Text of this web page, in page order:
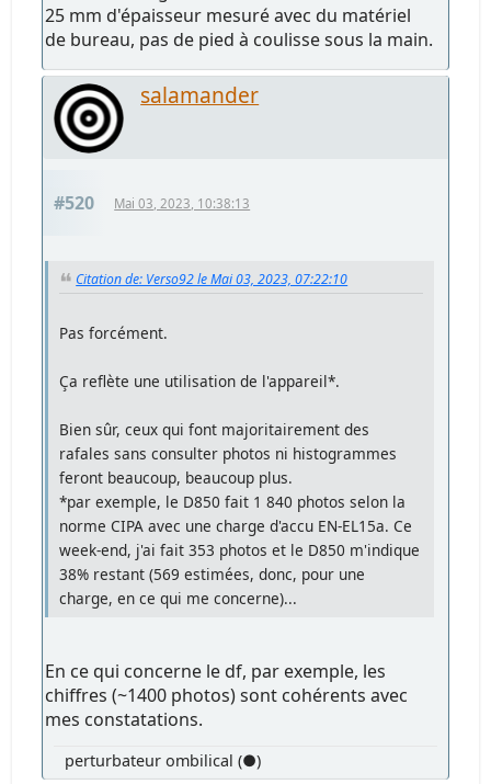
25 mm d'épaisseur mesuré avec du matériel
de bureau, pas de pied à coulisse sous la main.
salamander
#520 Mai 03, 2023, 10:38:13
Citation de: Verso92 le Mai 03, 2023, 07:22:10
Pas forcément.
Ça reflète une utilisation de l'appareil*.
Bien sûr, ceux qui font majoritairement des
rafales sans consulter photos ni histogrammes
feront beaucoup, beaucoup plus.
*par exemple, le D850 fait 1 840 photos selon la
norme CIPA avec une charge d'accu EN-EL15a. Ce
week-end, j'ai fait 353 photos et le D850 m'indique
38% restant (569 estimées, donc, pour une
charge, en ce qui me concerne)...
En ce qui concerne le df, par exemple, les
chiffres (~1400 photos) sont cohérents avec
mes constatations.
perturbateur ombilical (●)